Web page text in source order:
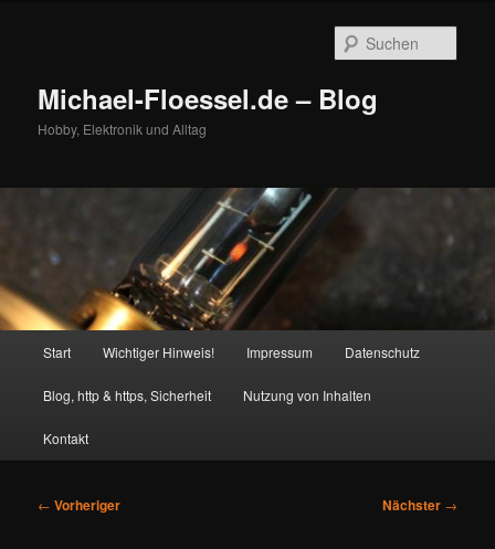
Michael-Floessel.de – Blog
Hobby, Elektronik und Alltag
Start Wichtiger Hinweis! Impressum Datenschutz
Blog, http & https, Sicherheit Nutzung von Inhalten
Kontakt
Beitragsnavigation
← Vorheriger Nächster →